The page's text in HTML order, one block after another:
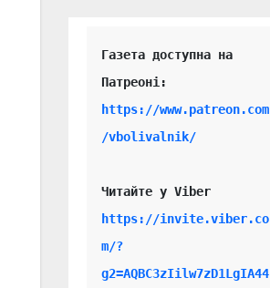
Газета доступна на
https://www.patreon.com
/vbolivalnik/
Читайте у Viber
https://invite.viber.co
m/?
g2=AQBC3zIilw7zD1LgIA44